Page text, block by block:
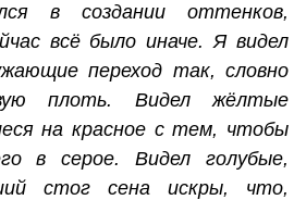
в создании оттенков,
всё было иначе. Я видел
переход так, словно
плоть. Видел жёлтые
на красное с тем, чтобы
в серое. Видел голубые,
стог сена искры, что,